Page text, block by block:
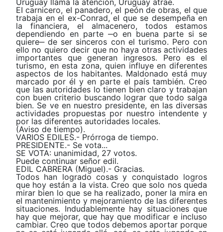
EI carnicero, eI panadero, el peón de obras, el que
trabaja en el ex-Conrad, eI que se desempeña en
la financiera, el almacenero, todos estamos
dependiendo en parte ‒o en buena parte si se
quiere‒ de ser sinceros con el turismo. Pero con
ello no quiero decir que no haya otras actividades
importantes que generan ingresos. Pero es el
turismo, en esta zona, quien influye en diferentes
aspectos de los habitantes. Maldonado está muy
marcado por él y en parte el país también. Creo
que las autoridades lo tienen bien claro y trabajan
con buen criterio buscando lograr que todo salga
bien. Se ve en nuestro presidente, en las diversas
actividades propuestas por nuestro intendente y
por las diferentes autoridades locales.
(Aviso de tiempo).
VARIOS EDILES.- Prórroga de tiempo.
PRESIDENTE.- Se vota...
SE VOTA: unanimidad, 27 votos.
Puede continuar señor edil.
EDIL CABRERA (Miguel).- Gracias.
Todos han logrado cosas y conquistado logros
que hoy están a la vista. Creo que solo nos queda
mirar bien lo que se ha realizado, poner la mira en
eI mantenimiento y mejoramiento de las diferentes
situaciones. Indudablemente hay situaciones que
hay que mejorar, que hay que modificar e incluso
cambiar. Creo que todos debemos aportar porque